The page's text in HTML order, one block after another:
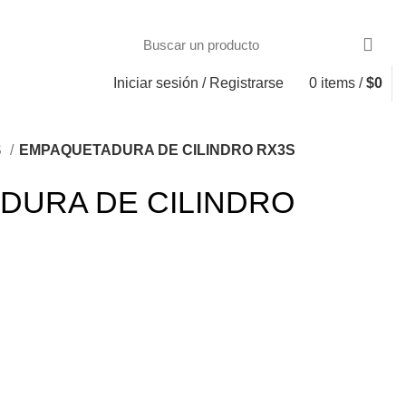
Iniciar sesión / Registrarse 0 items / $0
EMPAQUETADURA DE CILINDRO RX3S
DE CILINDRO